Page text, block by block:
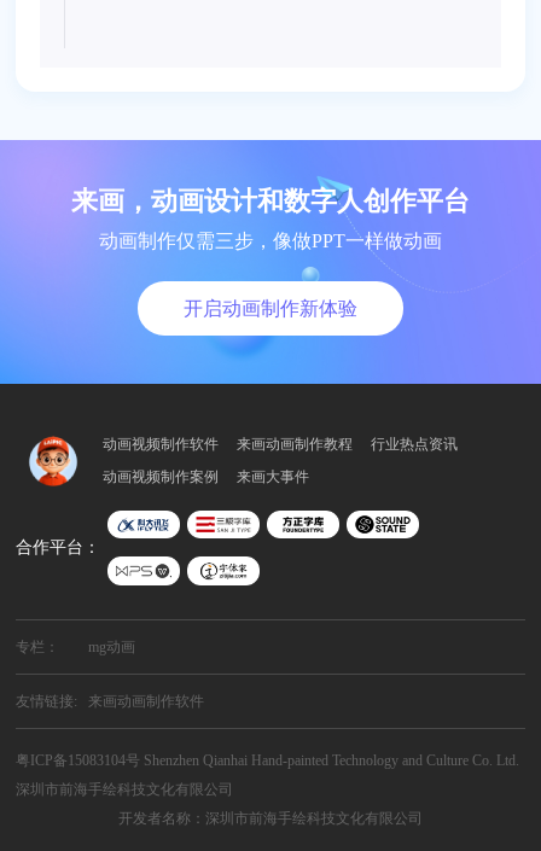
来画，动画设计和数字人创作平台
动画制作仅需三步，像做PPT一样做动画
开启动画制作新体验
动画视频制作软件 来画动画制作教程
行业热点资讯
动画视频制作案例
来画大事件
合作平台：
专栏： mg动画
友情链接: 来画动画制作软件
粤ICP备15083104号 Shenzhen Qianhai Hand-painted Technology and Culture Co. Ltd.
深圳市前海手绘科技文化有限公司
开发者名称：深圳市前海手绘科技文化有限公司